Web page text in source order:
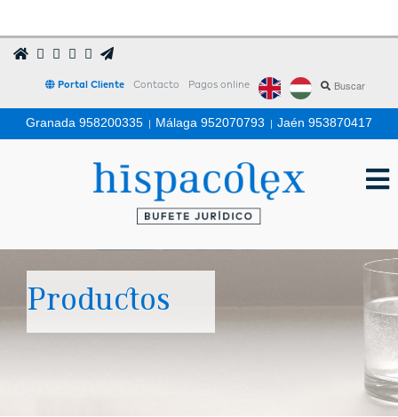
Portal Cliente Contacto Pagos online
Granada 958200335 | Málaga 952070793 | Jaén 953870417
Productos